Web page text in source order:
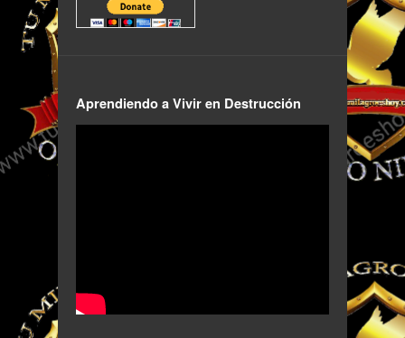
Aprendiendo a Vivir en Destrucción